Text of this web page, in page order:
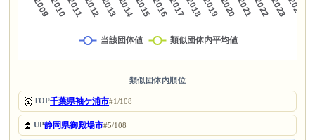
類似団体内順位
🥇TOP千葉県袖ケ浦市#1/108
⏫UP静岡県御殿場市#5/108